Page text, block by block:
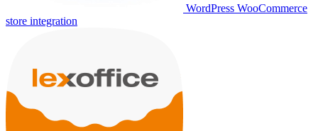
WordPress WooCommerce
store integration